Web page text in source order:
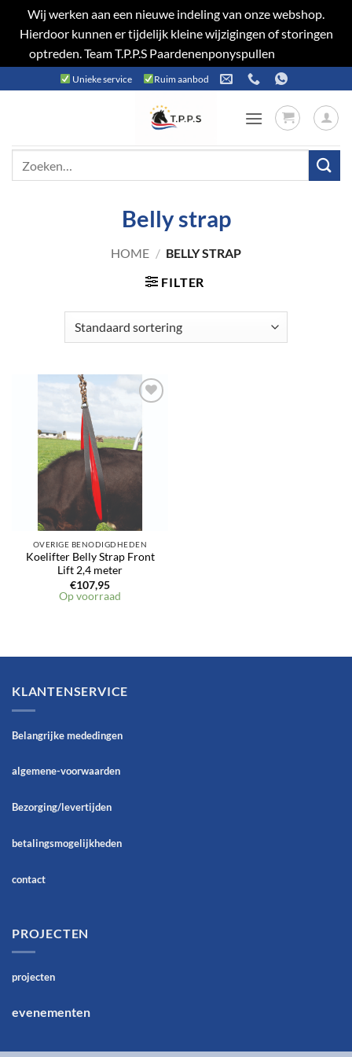
Wij werken aan een nieuwe indeling van onze webshop.
Hierdoor kunnen er tijdelijk kleine wijzigingen of storingen
optreden. Team T.P.P.S Paardenenponyspullen
naar
Unieke service Ruim aanbod
Belly strap
HOME / BELLY STRAP
FILTER
verlanglijst
OVERIGE BENODIGDHEDEN
Koelifter Belly Strap Front
Lift 2,4 meter
€107,95
Op voorraad
KLANTENSERVICE
Belangrijke mededingen
algemene-voorwaarden
Bezorging/levertijden
betalingsmogelijkheden
contact
PROJECTEN
projecten
evenementen